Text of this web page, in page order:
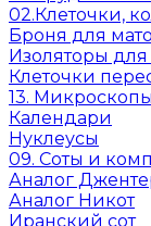
02.Клеточки,
Броня для
Изоляторы для
Клеточки
13. Микроскопы
Календари
Нуклеусы
09. Соты и
Аналог
Аналог Никот
Иранский сот